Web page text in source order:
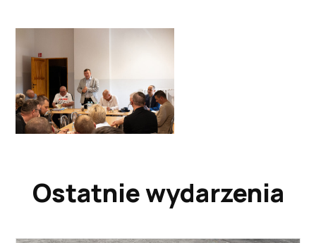
Ostatnie wydarzenia